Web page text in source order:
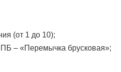
(от 1 до 10);
– «Перемычка брусковая»;